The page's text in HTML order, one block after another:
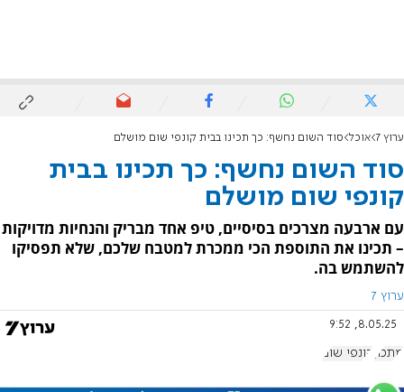
ערוץ 7 אוכל סוד השום נחשף: כך תכינו בבית קונפי שום מושלם
סוד השום נחשף: כך תכינו בבית
קונפי שום מושלם
עם ארבעה מצרכים בסיסיים, טיפ אחד מבריק והנחיות מדויקות
– תכינו את התוספת הכי ממכרת למטבח שלכם, שלא תפסיקו
להשתמש בה.
ערוץ 7
8.05.25, 9:52
מתכון קונפי שום